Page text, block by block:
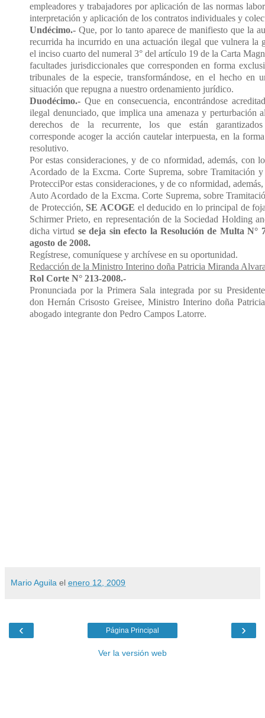
empleadores y trabajadores por aplicación de las normas
interpretación y aplicación de los contratos individuales y
Undécimo.- Que, por lo tanto aparece de manifiesto que la
recurrida ha incurrido en una actuación ilegal que vulnera la
el inciso cuarto del numeral 3° del artículo 19 de la Carta
facultades jurisdiccionales que corresponden en forma
tribunales de la especie, transformándose, en el hecho en
situación que repugna a nuestro ordenamiento jurídico.
Duodécimo.- Que en consecuencia, encontrándose
ilegal denunciado, que implica una amenaza y perturbación
derechos de la recurrente, los que están garantizados
corresponde acoger la acción cautelar interpuesta, en la
resolutivo.
Por estas consideraciones, y de co nformidad, además, con
Acordado de la Excma. Corte Suprema, sobre Tramitación
ProtecciPor estas consideraciones, y de co nformidad,
Auto Acordado de la Excma. Corte Suprema, sobre
de Protección, SE ACOGE el deducido en lo principal de
Schirmer Prieto, en representación de la Sociedad Holding
dicha virtud se deja sin efecto la Resolución de Multa N°
agosto de 2008.
Regístrese, comuníquese y archívese en su oportunidad.
Redacción de la Ministro Interino doña Patricia Miranda
Rol Corte N° 213-2008.-
Pronunciada por la Primera Sala integrada por su
don Hernán Crisosto Greisee, Ministro Interino doña
abogado integrante don Pedro Campos Latorre.
Mario Aguila el enero 12, 2009
‹ ›
Página Principal
Ver la versión web